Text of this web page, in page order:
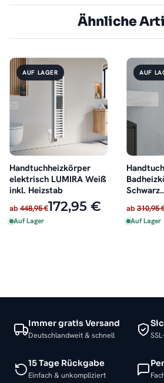
Ähnliche
AUF LAGER
Handtuchheizkörper
elektrisch LUMIRA Weiß
inkl. Heizstab
ab 448,95 €172,95 €
Auf Lager
AUF
Schwarz
ab 310,95
Auf Lager
Immer gratis Versand
Deutschlandweit & schnell
15 Tage Rückgabe
Einfach & unkompliziert